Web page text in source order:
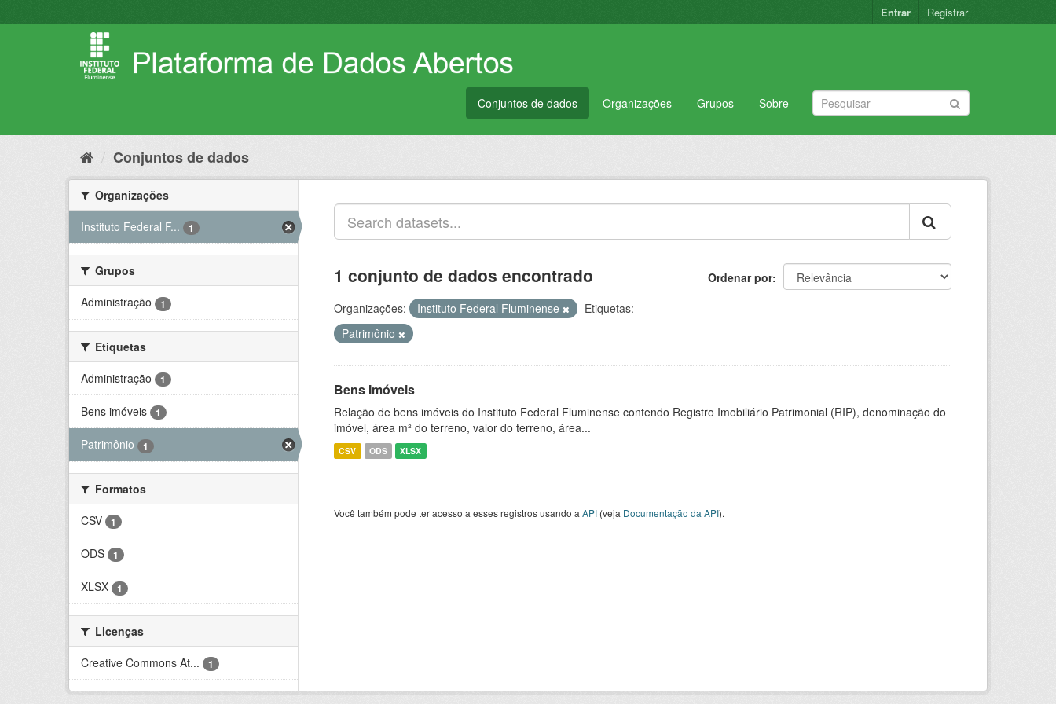
para
Entrar Registrar
Conjuntos de dados Organizações Grupos Sobre
Conjuntos de dados
Organizações
Instituto Federal F...
1
Grupos
Administração
1
Etiquetas
Administração
1
Bens imóveis 1
Patrimônio 1
Formatos
CSV
1
ODS 1
XLSX 1
Licenças
Creative Commons At...
1
Ordenar por
1 conjunto de dados encontrado
Organizações: Instituto Federal Fluminense
Etiquetas:
Patrimônio
Bens Imóveis
Relação de bens imóveis do Instituto Federal Fluminense contendo Registro Imobiliário Patrimonial (RIP), denominação do
imóvel, área m² do terreno, valor do terreno, área...
CSV ODS XLSX
Você também pode ter acesso a esses registros usando a API (veja Documentação da API).